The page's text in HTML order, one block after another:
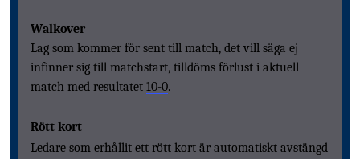
Walkover
Lag som kommer för sent till match, det vill säga ej
infinner sig till matchstart, tilldöms förlust i aktuell
match med resultatet 10-0.
Rött kort
Ledare som erhållit ett rött kort är automatiskt avstängd